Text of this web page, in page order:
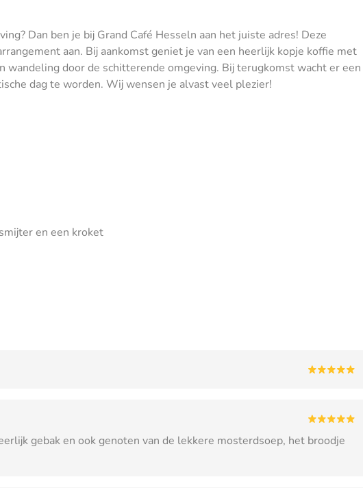
Dan ben je bij Grand Café Hesseln aan het juiste adres! Deze
aan. Bij aankomst geniet je van een heerlijk kopje koffie met
wandeling door de schitterende omgeving. Bij terugkomst wacht er een
dag te worden. Wij wensen je alvast veel plezier!
en een kroket
gebak en ook genoten van de lekkere mosterdsoep, het broodje